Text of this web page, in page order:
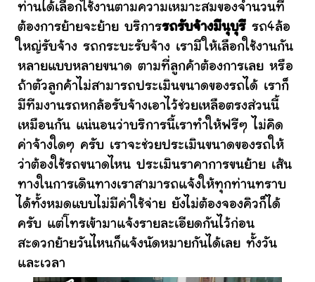
ท่านได้เลือกใช้งานตามความเหมาะสมของจำนวนที่
ต้องการย้ายจะย้าย บริการรถรับจ้างมีนุบุรี รถ4ล้อ
ใหญ่รับจ้าง รถกระบะรับจ้าง เรามีให้เลือกใช้งานกัน
หลายแบบหลายขนาด ตามที่ลูกค้าต้องการเลย หรือ
ถ้าตัวลูกค้าไม่สามารถประเมินขนาดของรถได้ เราก็
มีทีมงานรถหกล้อรับจ้างเอาไว้ช่วยเหลือตรงส่วนนี้
เหมือนกัน แน่นอนว่าบริการนี้เราทำให้ฟรีๆ ไม่คิด
ค่าจ้างใดๆ ครับ เราจะช่วยประเมินขนาดของรถให้
ว่าต้องใช้รถขนาดไหน ประเมินราคาการขนย้าย เส้น
ทางในการเดินทางเราสามารถแจ้งให้ทุกท่านทราบ
ได้ทั้งหมดแบบไม่มีค่าใช้จ่าย ยังไม่ต้องจองคิวก็ได้
ครับ แต่โทรเข้ามาแจ้งรายละเอียดกันไว้ก่อน
สะดวกย้ายวันไหนก็แจ้งนัดหมายกันได้เลย ทั้งวัน
และเวลา